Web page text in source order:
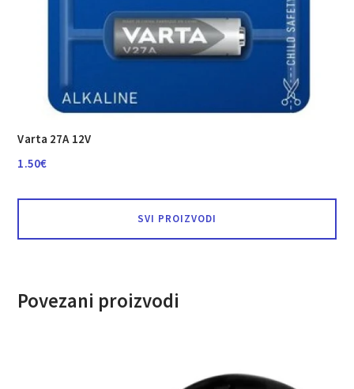
Varta 27A 12V
1.50€
SVI PROIZVODI
Povezani proizvodi